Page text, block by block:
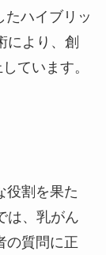
たハイブリッ
により、創
ています。
役割を果た
は、乳がん
の質問に正